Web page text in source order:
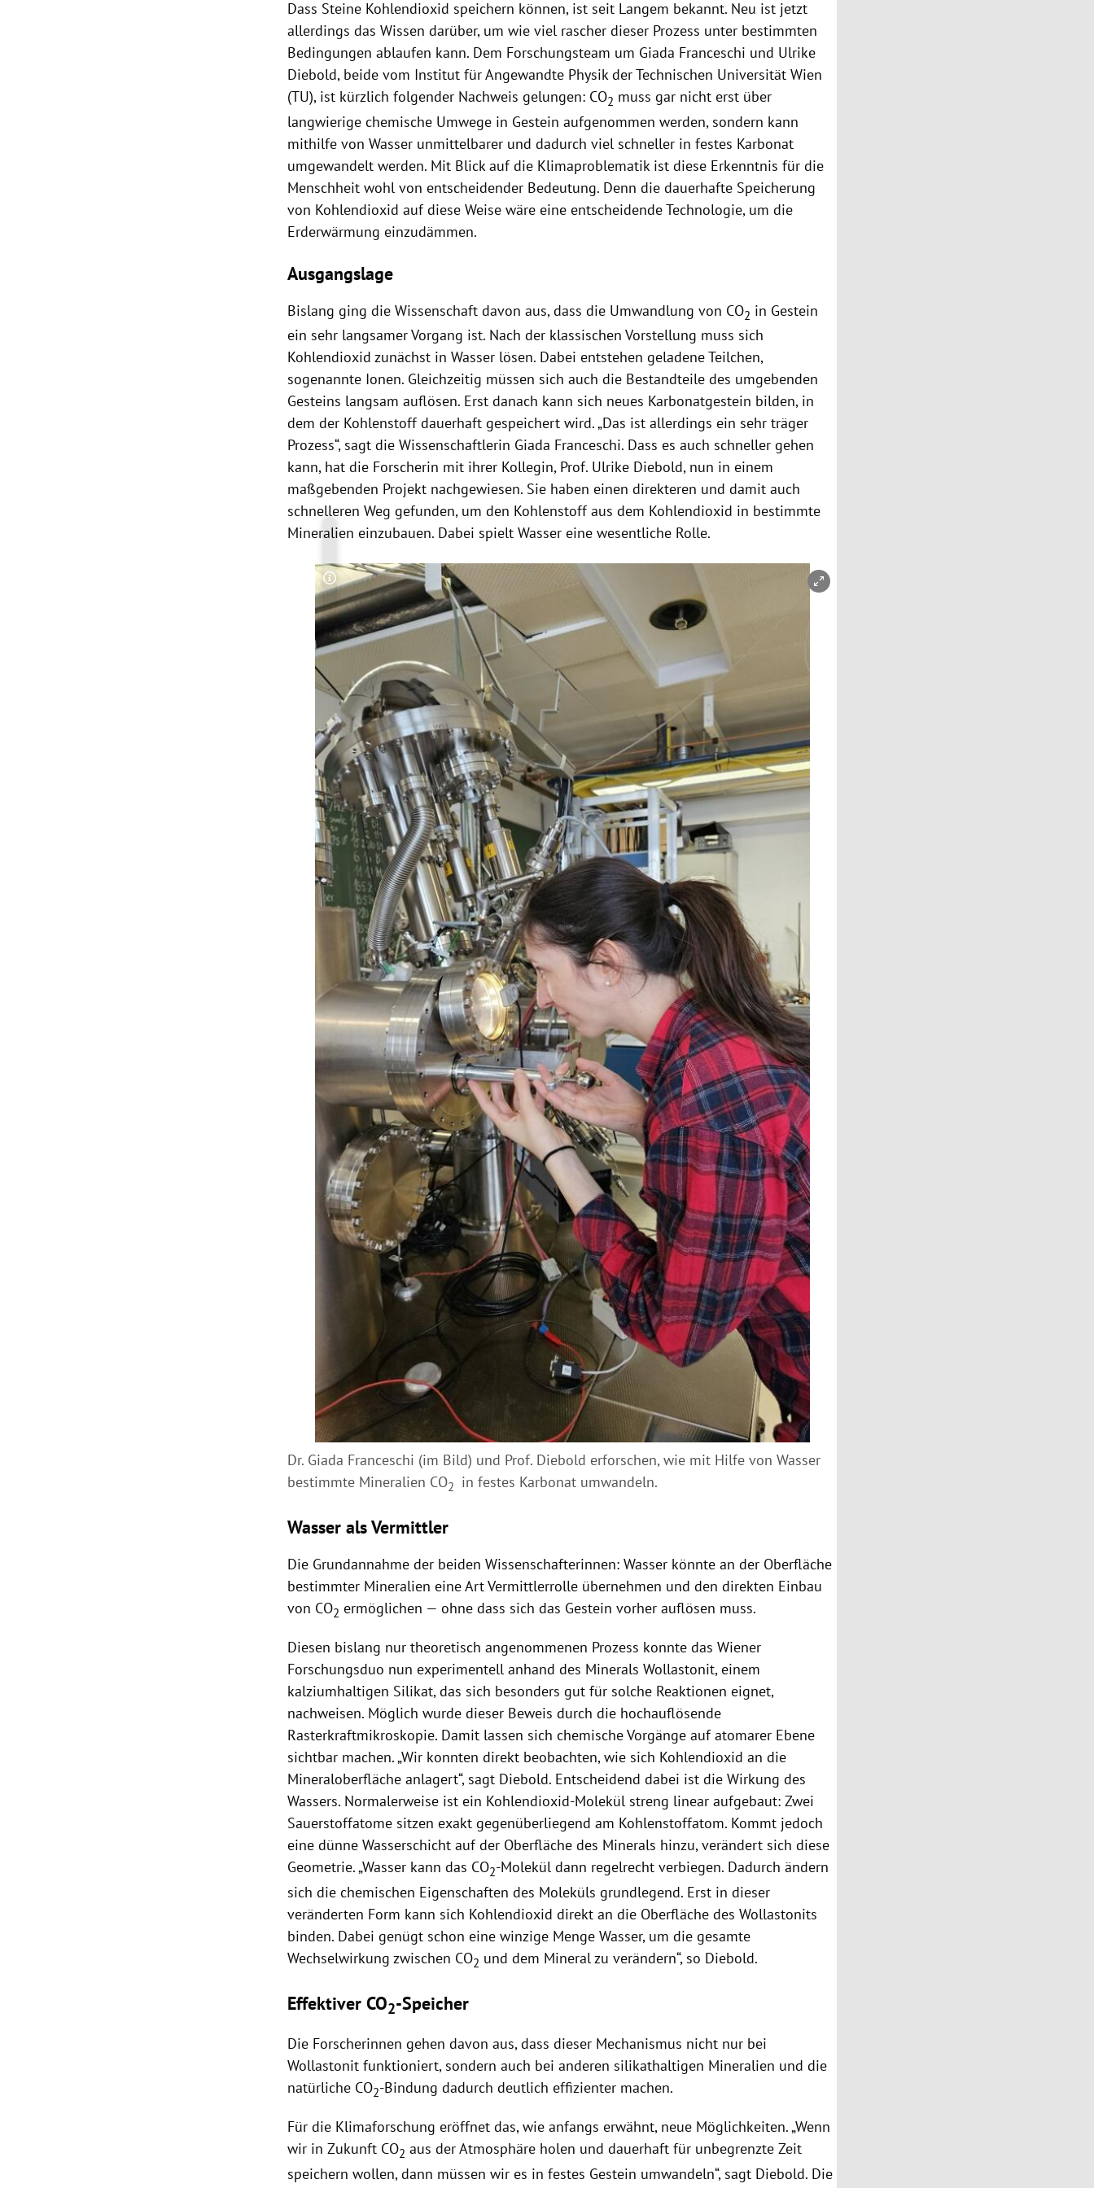
Dass Steine Kohlendioxid speichern können, ist seit Langem bekannt. Neu ist jetzt
allerdings das Wissen darüber, um wie viel rascher dieser Prozess unter bestimmten
Bedingungen ablaufen kann. Dem Forschungsteam um Giada Franceschi und Ulrike
Diebold, beide vom Institut für Angewandte Physik der Technischen Universität Wien
(TU), ist kürzlich folgender Nachweis gelungen: CO2 muss gar nicht erst über
langwierige chemische Umwege in Gestein aufgenommen werden, sondern kann
mithilfe von Wasser unmittelbarer und dadurch viel schneller in festes Karbonat
umgewandelt werden. Mit Blick auf die Klimaproblematik ist diese Erkenntnis für die
Menschheit wohl von entscheidender Bedeutung. Denn die dauerhafte Speicherung
von Kohlendioxid auf diese Weise wäre eine entscheidende Technologie, um die
Erderwärmung einzudämmen.
Ausgangslage
Bislang ging die Wissenschaft davon aus, dass die Umwandlung von CO2 in Gestein
ein sehr langsamer Vorgang ist. Nach der klassischen Vorstellung muss sich
Kohlendioxid zunächst in Wasser lösen. Dabei entstehen geladene Teilchen,
sogenannte Ionen. Gleichzeitig müssen sich auch die Bestandteile des umgebenden
Gesteins langsam auflösen. Erst danach kann sich neues Karbonatgestein bilden, in
dem der Kohlenstoff dauerhaft gespeichert wird. „Das ist allerdings ein sehr träger
Prozess“, sagt die Wissenschaftlerin Giada Franceschi. Dass es auch schneller gehen
kann, hat die Forscherin mit ihrer Kollegin, Prof. Ulrike Diebold, nun in einem
maßgebenden Projekt nachgewiesen. Sie haben einen direkteren und damit auch
schnelleren Weg gefunden, um den Kohlenstoff aus dem Kohlendioxid in bestimmte
Mineralien einzubauen. Dabei spielt Wasser eine wesentliche Rolle.
Copyright-Hinweis öffnen/schließen
Dr. Giada Franceschi (im Bild) und Prof. Diebold erforschen, wie mit Hilfe von Wasser
bestimmte Mineralien CO2 in festes Karbonat umwandeln.
Wasser als Vermittler
Die Grundannahme der beiden Wissenschafterinnen: Wasser könnte an der Oberfläche
bestimmter Mineralien eine Art Vermittlerrolle übernehmen und den direkten Einbau
von CO2 ermöglichen — ohne dass sich das Gestein vorher auflösen muss.
Diesen bislang nur theoretisch angenommenen Prozess konnte das Wiener
Forschungsduo nun experimentell anhand des Minerals Wollastonit, einem
kalziumhaltigen Silikat, das sich besonders gut für solche Reaktionen eignet,
nachweisen. Möglich wurde dieser Beweis durch die hochauflösende
Rasterkraftmikroskopie. Damit lassen sich chemische Vorgänge auf atomarer Ebene
sichtbar machen. „Wir konnten direkt beobachten, wie sich Kohlendioxid an die
Mineraloberfläche anlagert“, sagt Diebold. Entscheidend dabei ist die Wirkung des
Wassers. Normalerweise ist ein Kohlendioxid-Molekül streng linear aufgebaut: Zwei
Sauerstoffatome sitzen exakt gegenüberliegend am Kohlenstoffatom. Kommt jedoch
eine dünne Wasserschicht auf der Oberfläche des Minerals hinzu, verändert sich diese
Geometrie. „Wasser kann das CO2-Molekül dann regelrecht verbiegen. Dadurch ändern
sich die chemischen Eigenschaften des Moleküls grundlegend. Erst in dieser
veränderten Form kann sich Kohlendioxid direkt an die Oberfläche des Wollastonits
binden. Dabei genügt schon eine winzige Menge Wasser, um die gesamte
Wechselwirkung zwischen CO2 und dem Mineral zu verändern“, so Diebold.
Effektiver CO2-Speicher
Die Forscherinnen gehen davon aus, dass dieser Mechanismus nicht nur bei
Wollastonit funktioniert, sondern auch bei anderen silikathaltigen Mineralien und die
natürliche CO2-Bindung dadurch deutlich effizienter machen.
Für die Klimaforschung eröffnet das, wie anfangs erwähnt, neue Möglichkeiten. „Wenn
wir in Zukunft CO2 aus der Atmosphäre holen und dauerhaft für unbegrenzte Zeit
speichern wollen, dann müssen wir es in festes Gestein umwandeln“, sagt Diebold. Die